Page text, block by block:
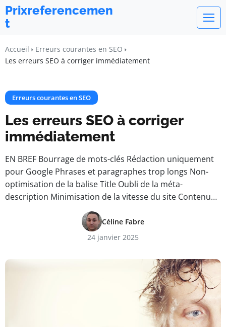
Prixreferencemen
t
Accueil
Erreurs courantes en SEO
Les erreurs SEO à corriger immédiatement
Erreurs courantes en SEO
Les erreurs SEO à corriger
immédiatement
EN BREF Bourrage de mots-clés Rédaction uniquement
pour Google Phrases et paragraphes trop longs Non-
optimisation de la balise Title Oubli de la méta-
description Minimisation de la vitesse du site Contenu…
Céline Fabre
24 janvier 2025